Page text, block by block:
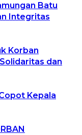
Batu
Integritas
Korban
dan
Kepala